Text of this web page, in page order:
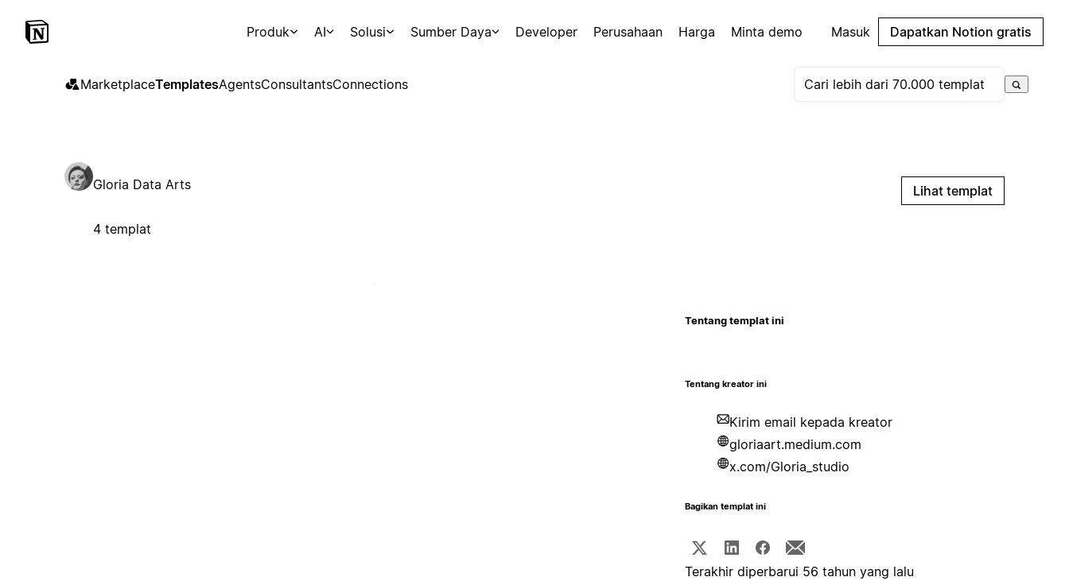
Produk AI Solusi Sumber Daya Developer Perusahaan Harga Minta demo Masuk Dapatkan Notion gratis
MarketplaceTemplatesAgentsConsultantsConnections
Gloria Data Arts
4 templat
Lihat templat
Tentang templat ini
Tentang kreator ini
Kirim email kepada kreator
gloriaart.medium.com
x.com/Gloria_studio
Bagikan templat ini
Terakhir diperbarui 56 tahun yang lalu